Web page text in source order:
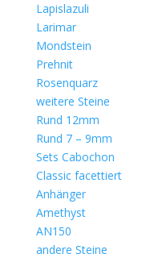
Lapislazuli
Larimar
Mondstein
Prehnit
Rosenquarz
weitere Steine
Rund 12mm
Rund 7 – 9mm
Sets Cabochon
Classic facettiert
Anhänger
Amethyst
AN150
andere Steine